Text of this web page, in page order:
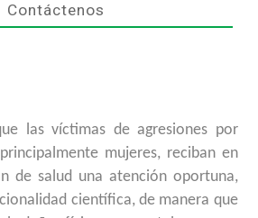
Contáctenos
las víctimas de agresiones por
mujeres, reciban en
de salud una atención oportuna,
científica, de manera que